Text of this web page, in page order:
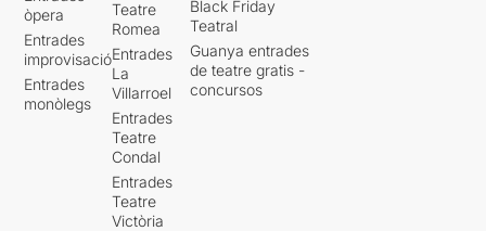
òpera
Entrades
improvisació
Entrades
monòlegs
Teatre
Romea
Entrades
La
Villarroel
Entrades
Teatre
Condal
Entrades
Teatre
Victòria
Black Friday
Teatral
Guanya entrades
de teatre gratis -
concursos